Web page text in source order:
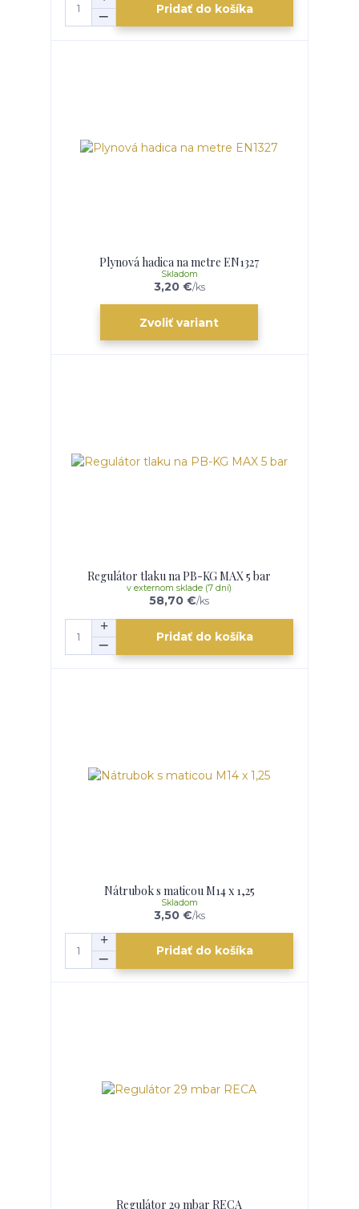
Pridať do košíka
Plynová hadica na metre EN1327
3,20 €/ks
Skladom
Zvoliť variant
Regulátor tlaku na PB-KG MAX 5 bar
58,70 €/ks
v externom sklade (7 dní)
Pridať do košíka
Nátrubok s maticou M14 x 1,25
3,50 €/ks
Skladom
Pridať do košíka
Regulátor 29 mbar RECA